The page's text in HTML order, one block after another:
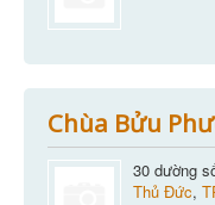
Chùa Bửu
30 dường
Thủ Đức,